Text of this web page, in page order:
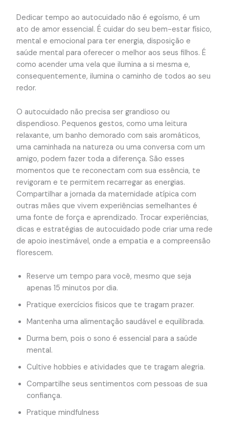
Dedicar tempo ao autocuidado não é egoísmo, é um
ato de amor essencial. É cuidar do seu bem-estar físico,
mental e emocional para ter energia, disposição e
saúde mental para oferecer o melhor aos seus filhos. É
como acender uma vela que ilumina a si mesma e,
consequentemente, ilumina o caminho de todos ao seu
redor.
O autocuidado não precisa ser grandioso ou
dispendioso. Pequenos gestos, como uma leitura
relaxante, um banho demorado com sais aromáticos,
uma caminhada na natureza ou uma conversa com um
amigo, podem fazer toda a diferença. São esses
momentos que te reconectam com sua essência, te
revigoram e te permitem recarregar as energias.
Compartilhar a jornada da maternidade atípica com
outras mães que vivem experiências semelhantes é
uma fonte de força e aprendizado. Trocar experiências,
dicas e estratégias de autocuidado pode criar uma rede
de apoio inestimável, onde a empatia e a compreensão
florescem.
Reserve um tempo para você, mesmo que seja
apenas 15 minutos por dia.
Pratique exercícios físicos que te tragam prazer.
Mantenha uma alimentação saudável e equilibrada.
Durma bem, pois o sono é essencial para a saúde
mental.
Cultive hobbies e atividades que te tragam alegria.
Compartilhe seus sentimentos com pessoas de sua
confiança.
Pratique mindfulness